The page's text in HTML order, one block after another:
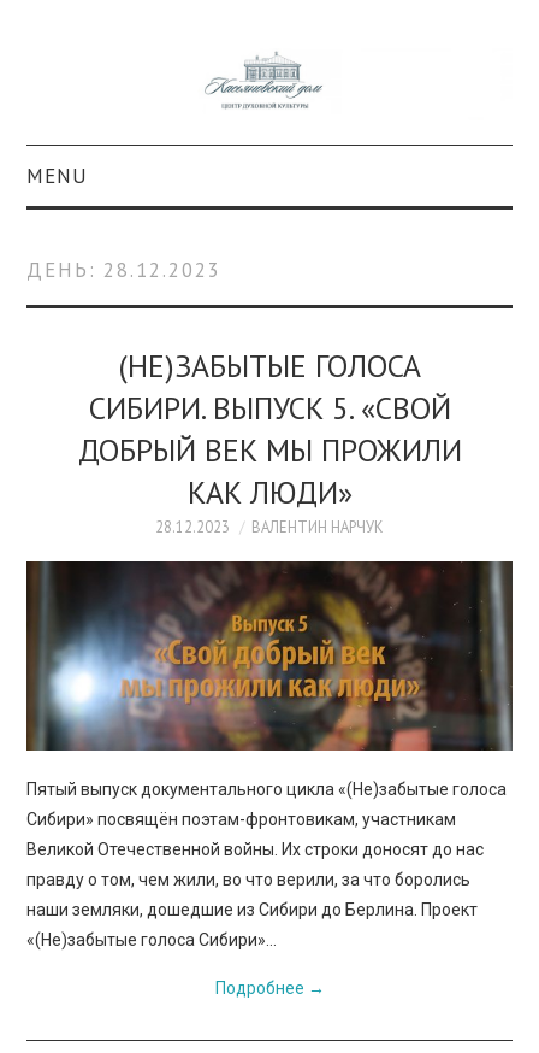
MENU
КОЛЛЕКЦИИ
#КАСДОМ
КУЛЬТУРА
ОБРАЗОВАНИЕ
ДЕНЬ: 28.12.2023
(НЕ)ЗАБЫТЫЕ ГОЛОСА
СИБИРИ. ВЫПУСК 5. «СВОЙ
ДОБРЫЙ ВЕК МЫ ПРОЖИЛИ
КАК ЛЮДИ»
28.12.2023 ВАЛЕНТИН НАРЧУК
Пятый выпуск документального цикла «(Не)забытые голоса
Сибири» посвящён поэтам-фронтовикам, участникам
Великой Отечественной войны. Их строки доносят до нас
правду о том, чем жили, во что верили, за что боролись
наши земляки, дошедшие из Сибири до Берлина. Проект
«(Не)забытые голоса Сибири»…
Подробнее →